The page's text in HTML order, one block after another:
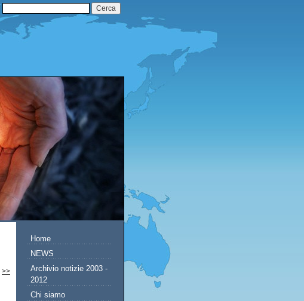
>>
Home
NEWS
Archivio notizie 2003 -
2012
Chi siamo